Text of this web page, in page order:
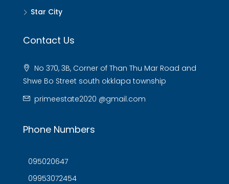
Star City
Contact Us
No 370, 3B, Corner of Than Thu Mar Road and
Shwe Bo Street south okklapa township
primeestate2020 @gmail.com
Phone Numbers
095020647
09953072454